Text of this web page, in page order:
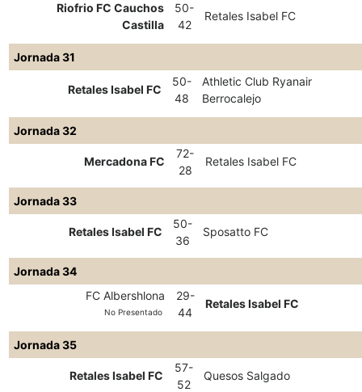
Riofrio FC Cauchos
Castilla
50-
42
Retales Isabel FC
Jornada 31
Retales Isabel FC
50-
48
Athletic Club Ryanair
Berrocalejo
Jornada 32
Mercadona FC
72-
28
Retales Isabel FC
Jornada 33
Retales Isabel FC
50-
36
Sposatto FC
Jornada 34
FC Albershlona
No Presentado
29-
44
Retales Isabel FC
Jornada 35
Retales Isabel FC
57-
52
Quesos Salgado